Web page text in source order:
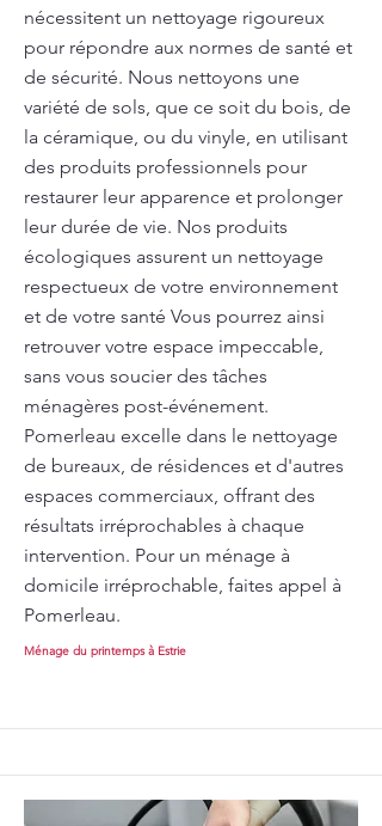
nécessitent un nettoyage rigoureux
pour répondre aux normes de santé et
de sécurité. Nous nettoyons une
variété de sols, que ce soit du bois, de
la céramique, ou du vinyle, en utilisant
des produits professionnels pour
restaurer leur apparence et prolonger
leur durée de vie. Nos produits
écologiques assurent un nettoyage
respectueux de votre environnement
et de votre santé Vous pourrez ainsi
retrouver votre espace impeccable,
sans vous soucier des tâches
ménagères post-événement.
Pomerleau excelle dans le nettoyage
de bureaux, de résidences et d'autres
espaces commerciaux, offrant des
résultats irréprochables à chaque
intervention. Pour un ménage à
domicile irréprochable, faites appel à
Pomerleau.
Ménage du printemps à Estrie